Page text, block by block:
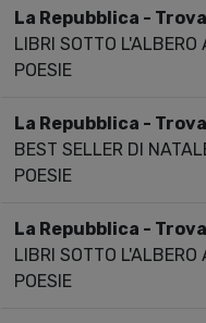
La Repubblica -
LIBRI SOTTO L'ALBERO
POESIE
La Repubblica -
BEST SELLER DI
POESIE
La Repubblica -
LIBRI SOTTO L'ALBERO
POESIE